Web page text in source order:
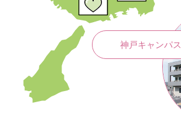
神戸キャンパス